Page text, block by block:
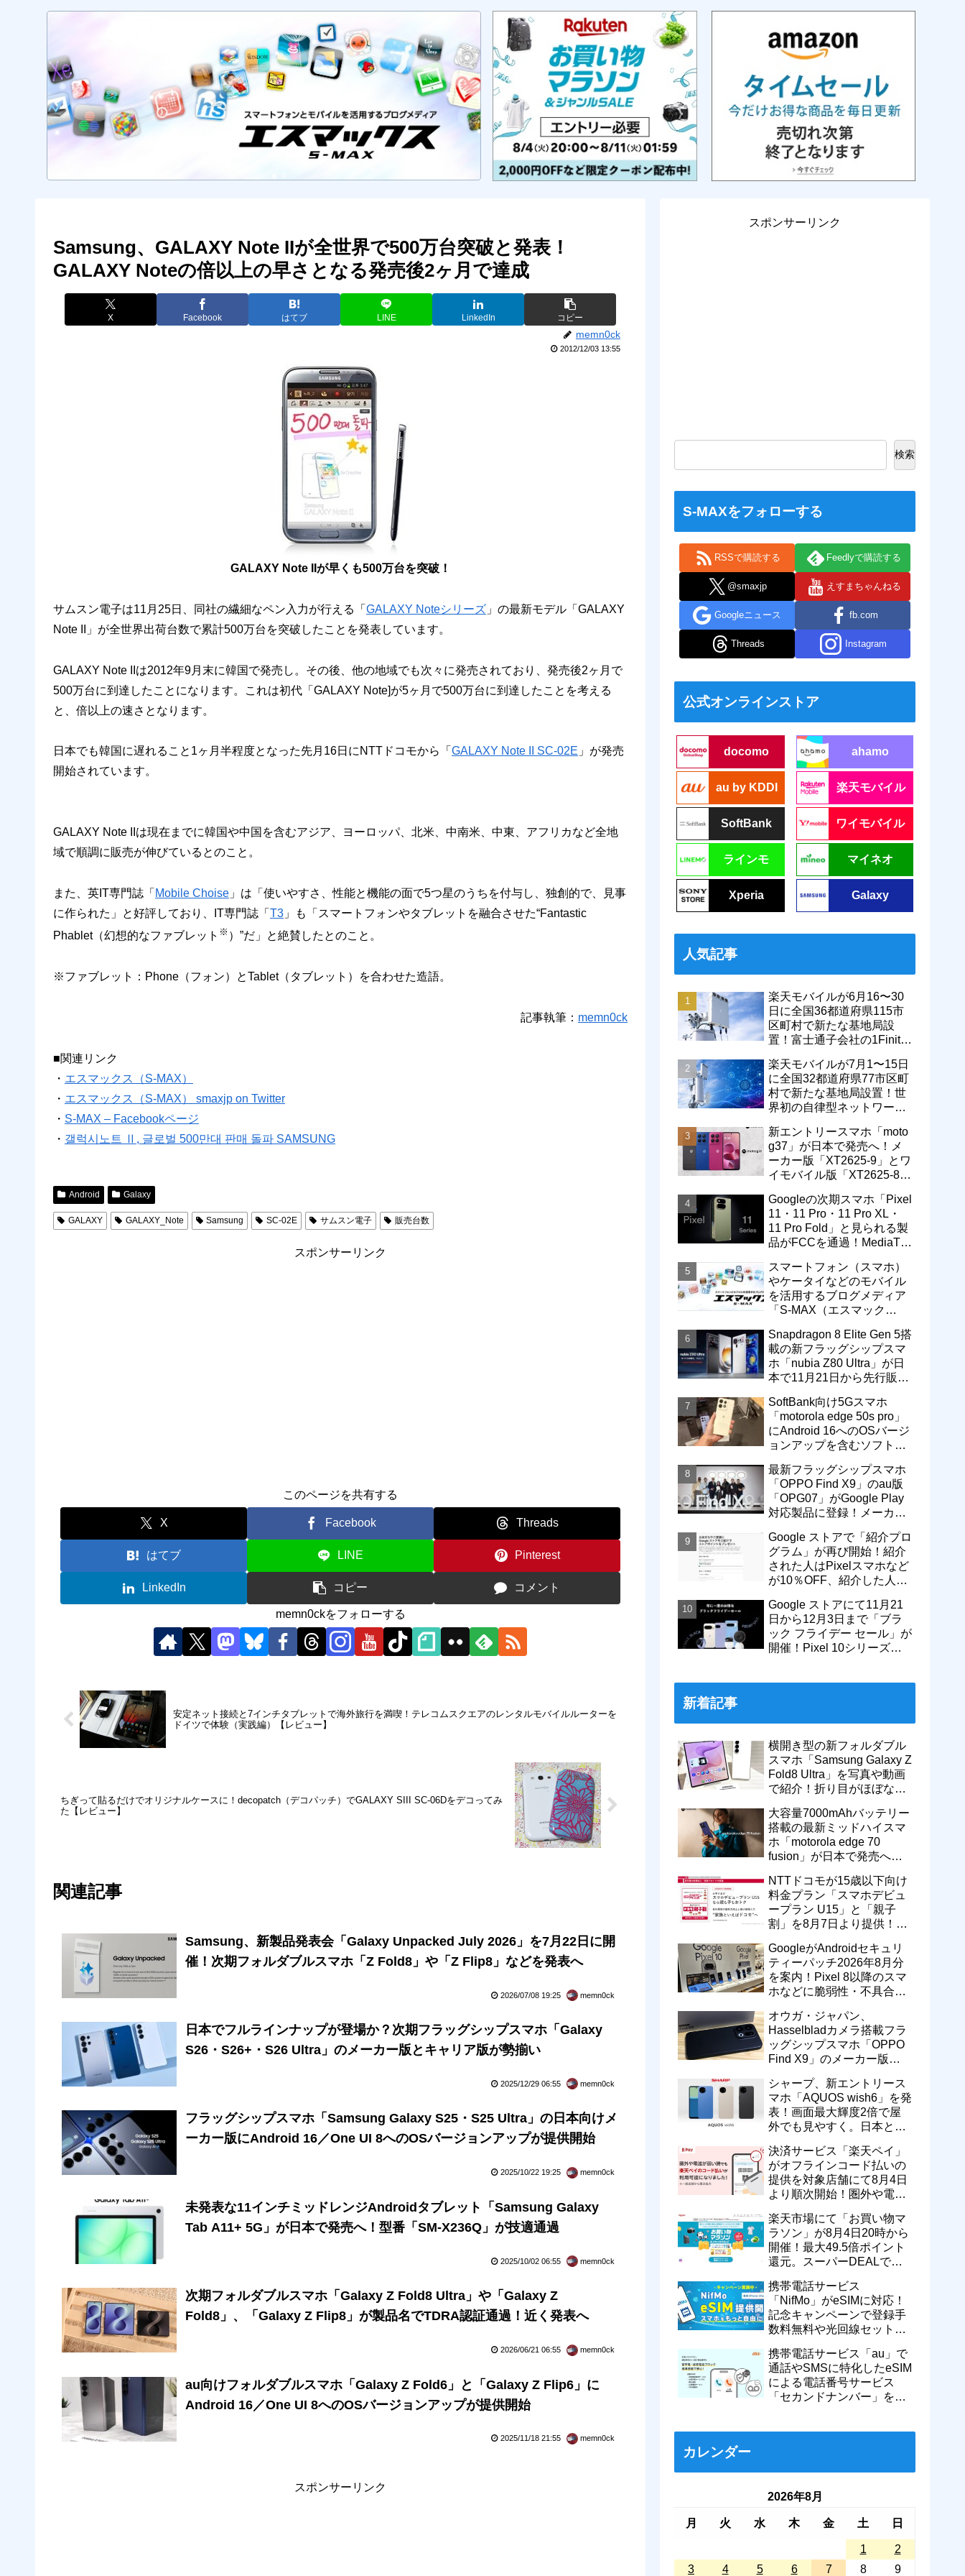
Samsung、GALAXY Note IIが全世界で500万台突破と発表！
GALAXY Noteの倍以上の早さとなる発売後2ヶ月で達成
X Facebook はてブ LINE LinkedIn コピー
memn0ck
2012/12/03 13:55
GALAXY Note IIが早くも500万台を突破！
サムスン電子は11月25日、同社の繊細なペン入力が行える「 GALAXY Noteシリーズ 」の最新モデル「GALAXY
Note II」が全世界出荷台数で累計500万台を突破したことを発表しています。
GALAXY Note IIは2012年9月末に韓国で発売し。その後、他の地域でも次々に発売されており、発売後2ヶ月で
500万台に到達したことになります。これは初代「GALAXY Note]が5ヶ月で500万台に到達したことを考える
と、倍以上の速さとなります。
日本でも韓国に遅れること1ヶ月半程度となった先月16日にNTTドコモから「 GALAXY Note II SC-02E 」が発売
開始されています。
GALAXY Note IIは現在までに韓国や中国を含むアジア、ヨーロッパ、北米、中南米、中東、アフリカなど全地
域で順調に販売が伸びているとのこと。
また、英IT専門誌「 Mobile Choise 」は「使いやすさ、性能と機能の面で5つ星のうちを付与し、独創的で、見事
に作られた」と好評しており、IT専門誌「 T3 」も「スマートフォンやタブレットを融合させた“Fantastic
Phablet（幻想的なファブレット ※ ）”だ」と絶賛したとのこと。
※ファブレット：Phone（フォン）とTablet（タブレット）を合わせた造語。
記事執筆： memn0ck
■関連リンク
・ エスマックス（S-MAX）
・ エスマックス（S-MAX） smaxjp on Twitter
・ S-MAX – Facebookページ
・ 갤럭시노트 Ⅱ, 글로벌 500만대 판매 돌파 SAMSUNG
Android Galaxy
GALAXY GALAXY_Note Samsung SC-02E サムスン電子 販売台数
スポンサーリンク
このページを共有する
X Facebook Threads
はてブ LINE Pinterest
LinkedIn コピー コメント
memn0ckをフォローする
安定ネット接続と7インチタブレットで海外旅行を満喫！テレコムスクエアのレンタルモバイルルーターを
ドイツで体験（実践編）【レビュー】
ちぎって貼るだけでオリジナルケースに！decopatch（デコパッチ）でGALAXY SIII SC-06Dをデコってみ
た【レビュー】
関連記事
Samsung、新製品発表会「Galaxy Unpacked July 2026」を7月22日に開
催！次期フォルダブルスマホ「Z Fold8」や「Z Flip8」などを発表へ
2026/07/08 19:25 memn0ck
日本でフルラインナップが登場か？次期フラッグシップスマホ「Galaxy
S26・S26+・S26 Ultra」のメーカー版とキャリア版が勢揃い
2025/12/29 06:55 memn0ck
フラッグシップスマホ「Samsung Galaxy S25・S25 Ultra」の日本向けメ
ーカー版にAndroid 16／One UI 8へのOSバージョンアップが提供開始
2025/10/22 19:25 memn0ck
未発表な11インチミッドレンジAndroidタブレット「Samsung Galaxy
Tab A11+ 5G」が日本で発売へ！型番「SM-X236Q」が技適通過
2025/10/02 06:55 memn0ck
次期フォルダブルスマホ「Galaxy Z Fold8 Ultra」や「Galaxy Z
Fold8」、「Galaxy Z Flip8」が製品名でTDRA認証通過！近く発表へ
2026/06/21 06:55 memn0ck
au向けフォルダブルスマホ「Galaxy Z Fold6」と「Galaxy Z Flip6」に
Android 16／One UI 8へのOSバージョンアップが提供開始
2025/11/18 21:55 memn0ck
スポンサーリンク
スポンサーリンク
検索
S-MAXをフォローする
RSSで購読する Feedlyで購読する
@smaxjp えすまちゃんねる
Googleニュース fb.com
Threads Instagram
公式オンラインストア
docomo ahamo
au by KDDI 楽天モバイル
SoftBank ワイモバイル
ラインモ マイネオ
Xperia Galaxy
人気記事
楽天モバイルが6月16〜30
日に全国36都道府県115市
区町村で新たな基地局設
置！富士通子会社の1Finity
エリアが拡大
楽天モバイルが7月1〜15日
に全国32都道府県77市区町
村で新たな基地局設置！世
界初の自律型ネットワーク
通信品質も改善
新エントリースマホ「moto
g37」が日本で発売へ！メ
ーカー版「XT2625-9」とワ
イモバイル版「XT2625-8」
Googleの次期スマホ「Pixel
11・11 Pro・11 Pro XL・
11 Pro Fold」と見られる製
品がFCCを通過！MediaTek
スマートフォン（スマホ）
やケータイなどのモバイル
を活用するブログメディア
「S-MAX（エスマック
Snapdragon 8 Elite Gen 5搭
載の新フラッグシップスマ
ホ「nubia Z80 Ultra」が日
本で11月21日から先行販
SoftBank向け5Gスマホ
「motorola edge 50s pro」
にAndroid 16へのOSバージ
ョンアップを含むソフトウ
最新フラッグシップスマホ
「OPPO Find X9」のau版
「OPG07」がGoogle Play
対応製品に登録！メーカー
売へ
Google ストアで「紹介プロ
グラム」が再び開始！紹介
された人はPixelスマホなど
が10％OFF、紹介した人は
ト付与
Google ストアにて11月21
日から12月3日まで「ブラ
ック フライデー セール」が
開催！Pixel 10シリーズや
新着記事
横開き型の新フォルダブル
スマホ「Samsung Galaxy Z
Fold8 Ultra」を写真や動画
で紹介！折り目がほぼない
ト】
大容量7000mAhバッテリー
搭載の最新ミッドハイスマ
ホ「motorola edge 70
fusion」が日本で発売へ！
過
NTTドコモが15歳以下向け
料金プラン「スマホデビュ
ープラン U15」と「親子
割」を8月7日より提供！親
550円割引に
GoogleがAndroidセキュリ
ティーパッチ2026年8月分
を案内！Pixel 8以降のスマ
ホなどに脆弱性・不具合の
新が提供開始
オウガ・ジャパン、
Hasselbladカメラ搭載フラ
ッグシップスマホ「OPPO
Find X9」のメーカー版
げ！15万9800円に
シャープ、新エントリース
マホ「AQUOS wish6」を発
表！画面最大輝度2倍で屋
外でも見やすく。日本と台
売
決済サービス「楽天ペイ」
がオフラインコード払いの
提供を対象店舗にて8月4日
より順次開始！圏外や電波
に
楽天市場にて「お買い物マ
ラソン」が8月4日20時から
開催！最大49.5倍ポイント
還元。スーパーDEALで
など
携帯電話サービス
「NifMo」がeSIMに対応！
記念キャンペーンで登録手
数料無料や光回線セットで
770円割引に
携帯電話サービス「au」で
通話やSMSに特化したeSIM
による電話番号サービス
「セカンドナンバー」を提
カレンダー
2026年8月
月 火 水 木 金 土 日
1
2
3
4 5 6 7 8 9